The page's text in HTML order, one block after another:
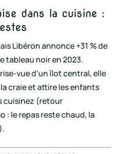
dans la cuisine :
Libéron annonce +31 % de
tableau noir en 2023.
vue d’un îlot central, elle
craie et attire les enfants
cuisinez (retour
: le repas reste chaud, la